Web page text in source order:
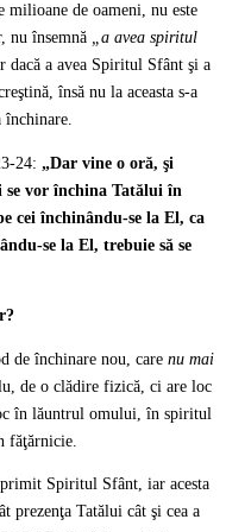
milioane de oameni, nu este
nu însemnă „a avea spiritul
dacă a avea Spiritul Sfânt şi a
însă nu la aceasta s-a
închinare.
24: „Dar vine o oră, şi
se vor închina Tatălui în
cei închinându-se la El, ca
se la El, trebuie să se
de închinare nou, care nu mai
de o clădire fizică, ci are loc
în lăuntrul omului, în spiritul
făţărnicie.
Spiritul Sfânt, iar acesta
prezenţa Tatălui cât şi cea a